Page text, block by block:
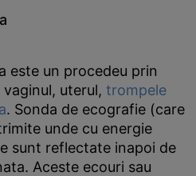
este un procedeu prin
uterul, trompele
. Sonda de ecografie (care
unde cu energie
sunt reflectate inapoi de
Aceste ecouri sau